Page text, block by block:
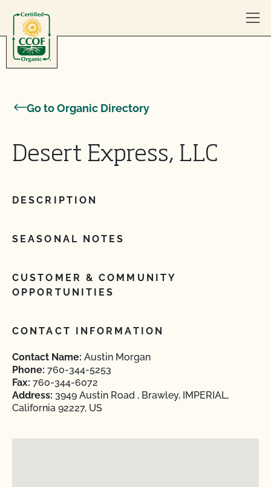
Go to Organic Directory
Desert Express, LLC
DESCRIPTION
SEASONAL NOTES
CUSTOMER & COMMUNITY
OPPORTUNITIES
CONTACT INFORMATION
Contact Name: Austin Morgan
Phone: 760-344-5253
Fax: 760-344-6072
Address: 3949 Austin Road , Brawley, IMPERIAL,
California 92227, US